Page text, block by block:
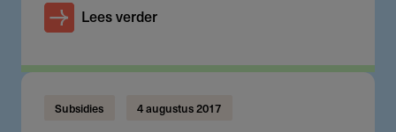
Lees verder
Subsidies 4 augustus 2017